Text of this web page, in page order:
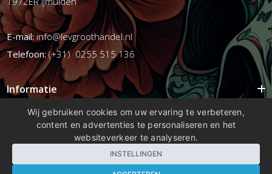
E-mail:info@levgroothandel.nl
Telefoon:(+31) 0255 515 136
Informatie
Mijn account
Wij gebruiken cookies om uw ervaring te verbeteren,
content en advertenties te personaliseren en het
websiteverkeer te analyseren.
INSTELLINGEN